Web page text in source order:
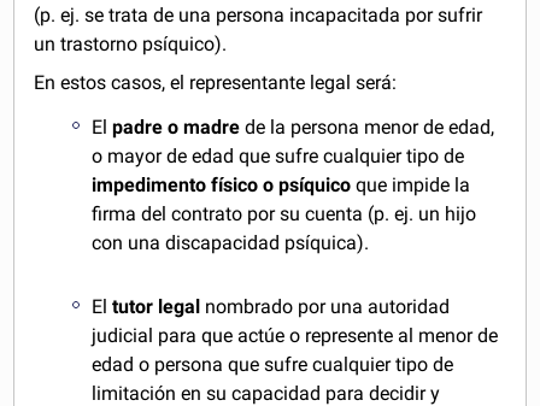
(p. ej. se trata de una persona incapacitada por sufrir
un trastorno psíquico).
En estos casos, el representante legal será:
Elpadre o madre de la persona menor de edad,
o mayor de edad que sufre cualquier tipo de
impedimento físico o psíquico que impide la
firma del contrato por su cuenta (p. ej. un hijo
con una discapacidad psíquica).
El tutor legal nombrado por una autoridad
judicial para que actúe o represente al menor de
edad o persona que sufre cualquier tipo de
limitación en su capacidad para decidir y